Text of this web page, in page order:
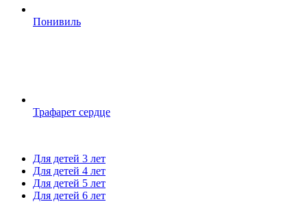
Понивиль
Трафарет сердце
Для детей 3 лет
Для детей 4 лет
Для детей 5 лет
Для детей 6 лет